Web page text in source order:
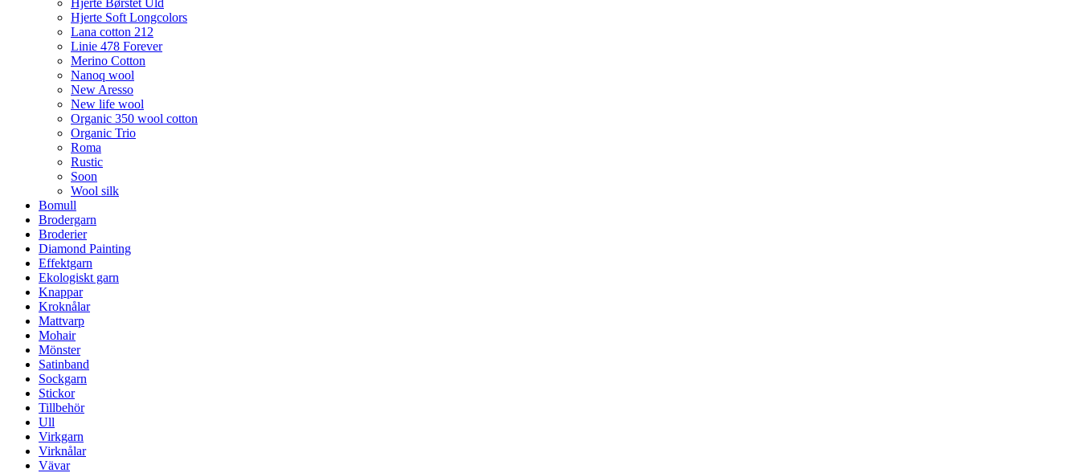
Hjerte Soft Longcolors
Lana cotton 212
Linie 478 Forever
Merino Cotton
Nanoq wool
New Aresso
New life wool
Organic 350 wool cotton
Organic Trio
Roma
Rustic
Soon
Wool silk
Bomull
Brodergarn
Broderier
Diamond Painting
Effektgarn
Ekologiskt garn
Knappar
Kroknålar
Mattvarp
Mohair
Mönster
Satinband
Sockgarn
Stickor
Tillbehör
Ull
Virkgarn
Virknålar
Vävar